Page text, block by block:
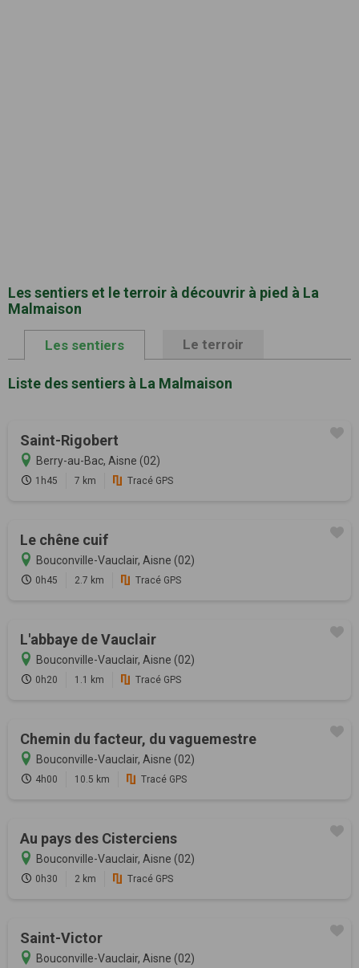
Les sentiers et le terroir à découvrir à pied à La
Malmaison
Les sentiers Le terroir
Liste des sentiers à La Malmaison
Saint-Rigobert
Berry-au-Bac, Aisne (02)
1h45 7 km Tracé GPS
Le chêne cuif
Bouconville-Vauclair, Aisne (02)
0h45 2.7 km Tracé GPS
L'abbaye de Vauclair
Bouconville-Vauclair, Aisne (02)
0h20 1.1 km Tracé GPS
Chemin du facteur, du vaguemestre
Bouconville-Vauclair, Aisne (02)
4h00 10.5 km Tracé GPS
Au pays des Cisterciens
Bouconville-Vauclair, Aisne (02)
0h30 2 km Tracé GPS
Saint-Victor
Bouconville-Vauclair, Aisne (02)